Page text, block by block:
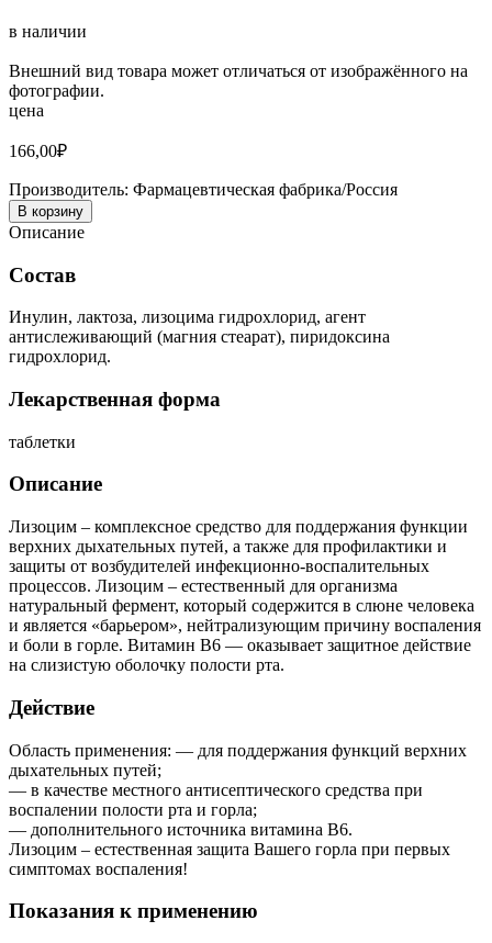
в наличии
Внешний вид товара может отличаться от изображённого на
фотографии.
цена
166,00₽
Производитель: Фармацевтическая фабрика/Россия
В корзину
Описание
Состав
Инулин, лактоза, лизоцима гидрохлорид, агент
антислеживающий (магния стеарат), пиридоксина
гидрохлорид.
Лекарственная форма
таблетки
Описание
Лизоцим – комплексное средство для поддержания функции
верхних дыхательных путей, а также для профилактики и
защиты от возбудителей инфекционно-воспалительных
процессов. Лизоцим – естественный для организма
натуральный фермент, который содержится в слюне человека
и является «барьером», нейтрализующим причину воспаления
и боли в горле. Витамин B6 — оказывает защитное действие
на слизистую оболочку полости рта.
Действие
Область применения: — для поддержания функций верхних
дыхательных путей;
— в качестве местного антисептического средства при
воспалении полости рта и горла;
— дополнительного источника витамина В6.
Лизоцим – естественная защита Вашего горла при первых
симптомах воспаления!
Показания к применению